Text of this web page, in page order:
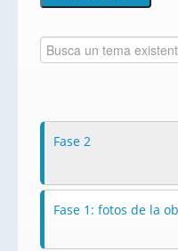
Fase 2
Fase 1: fotos de la